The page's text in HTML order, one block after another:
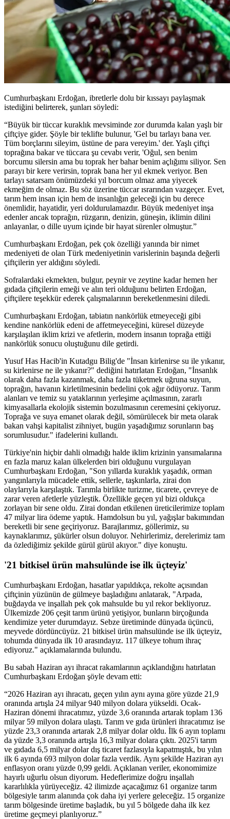
Cumhurbaşkanı Erdoğan, ibretlerle dolu bir kıssayı paylaşmak
istediğini belirterek, şunları söyledi:
“Büyük bir tüccar kuraklık mevsiminde zor durumda kalan yaşlı bir
çiftçiye gider. Şöyle bir teklifte bulunur, 'Gel bu tarlayı bana ver.
Tüm borçlarını sileyim, üstüne de para vereyim.' der. Yaşlı çiftçi
toprağına bakar ve tüccara şu cevabı verir, 'Oğul, sen benim
borcumu silersin ama bu toprak her bahar benim açlığımı siliyor. Sen
parayı bir kere verirsin, toprak bana her yıl ekmek veriyor. Ben
tarlayı satarsam önümüzdeki yıl borcum olmaz ama yiyecek
ekmeğim de olmaz. Bu söz üzerine tüccar ısrarından vazgeçer. Evet,
tarım hem insan için hem de insanlığın geleceği için bu derece
önemlidir, hayatidir, yeri doldurulamazdır. Büyük medeniyet inşa
edenler ancak toprağın, rüzgarın, denizin, güneşin, iklimin dilini
anlayanlar, o dille uyum içinde bir hayat sürenler olmuştur.”
Cumhurbaşkanı Erdoğan, pek çok özelliği yanında bir nimet
medeniyeti de olan Türk medeniyetinin varislerinin başında değerli
çiftçilerin yer aldığını söyledi.
Sofralardaki ekmekten, bulgur, peynir ve zeytine kadar hemen her
gıdada çiftçilerin emeği ve alın teri olduğunu belirten Erdoğan,
çiftçilere teşekkür ederek çalışmalarının bereketlenmesini diledi.
Cumhurbaşkanı Erdoğan, tabiatın nankörlük etmeyeceği gibi
kendine nankörlük edeni de affetmeyeceğini, küresel düzeyde
karşılaşılan iklim krizi ve afetlerin, modern insanın toprağa ettiği
nankörlük sonucu oluştuğunu dile getirdi.
Yusuf Has Hacib'in Kutadgu Bilig'de "İnsan kirlenirse su ile yıkanır,
su kirlenirse ne ile yıkanır?" dediğini hatırlatan Erdoğan, "İnsanlık
olarak daha fazla kazanmak, daha fazla tüketmek uğruna suyun,
toprağın, havanın kirletilmesinin bedelini çok ağır ödüyoruz. Tarım
alanları ve temiz su yataklarının yerleşime açılmasının, zararlı
kimyasallarla ekolojik sistemin bozulmasının ceremesini çekiyoruz.
Toprağa ve suya emanet olarak değil, sömürülecek bir meta olarak
bakan vahşi kapitalist zihniyet, bugün yaşadığımız sorunların baş
sorumlusudur." ifadelerini kullandı.
Türkiye'nin hiçbir dahli olmadığı halde iklim krizinin yansımalarına
en fazla maruz kalan ülkelerden biri olduğunu vurgulayan
Cumhurbaşkanı Erdoğan, "Son yıllarda kuraklık yaşadık, orman
yangınlarıyla mücadele ettik, sellerle, taşkınlarla, zirai don
olaylarıyla karşılaştık. Tarımla birlikte turizme, ticarete, çevreye de
zarar veren afetlerle yüzleştik. Özellikle geçen yıl bizi oldukça
zorlayan bir sene oldu. Zirai dondan etkilenen üreticilerimize toplam
47 milyar lira ödeme yaptık. Hamdolsun bu yıl, yağışlar bakımından
bereketli bir sene geçiriyoruz. Barajlarımız, göllerimiz, su
kaynaklarımız, şükürler olsun doluyor. Nehirlerimiz, derelerimiz tam
da özlediğimiz şekilde gürül gürül akıyor." diye konuştu.
'21 bitkisel ürün mahsulünde ise ilk üçteyiz'
Cumhurbaşkanı Erdoğan, hasatlar yapıldıkça, rekolte açısından
çiftçinin yüzünün de gülmeye başladığını anlatarak, "Arpada,
buğdayda ve inşallah pek çok mahsulde bu yıl rekor bekliyoruz.
Ülkemizde 206 çeşit tarım ürünü yetişiyor, bunların birçoğunda
kendimize yeter durumdayız. Sebze üretiminde dünyada üçüncü,
meyvede dördüncüyüz. 21 bitkisel ürün mahsulünde ise ilk üçteyiz,
tohumda dünyada ilk 10 arasındayız. 117 ülkeye tohum ihraç
ediyoruz." açıklamalarında bulundu.
Bu sabah Haziran ayı ihracat rakamlarının açıklandığını hatırlatan
Cumhurbaşkanı Erdoğan şöyle devam etti:
“2026 Haziran ayı ihracatı, geçen yılın aynı ayına göre yüzde 21,9
oranında artışla 24 milyar 940 milyon dolara yükseldi. Ocak-
Haziran dönemi ihracatımız, yüzde 3,6 oranında artarak toplam 136
milyar 59 milyon dolara ulaştı. Tarım ve gıda ürünleri ihracatımız ise
yüzde 23,3 oranında artarak 2,8 milyar dolar oldu. İlk 6 ayın toplamı
da yüzde 3,3 oranında artışla 16,3 milyar dolara çıktı. 2025'i tarım
ve gıdada 6,5 milyar dolar dış ticaret fazlasıyla kapatmıştık, bu yılın
ilk 6 ayında 693 milyon dolar fazla verdik. Aynı şekilde Haziran ayı
enflasyon oranı yüzde 0,99 geldi. Açıklanan veriler, ekonomimize
hayırlı uğurlu olsun diyorum. Hedeflerimize doğru inşallah
kararlılıkla yürüyeceğiz. 42 ilimizde açacağımız 61 organize tarım
bölgesiyle tarım alanında çok daha iyi yerlere geleceğiz. 15 organize
tarım bölgesinde üretime başladık, bu yıl 5 bölgede daha ilk kez
üretime geçmeyi planlıyoruz.”